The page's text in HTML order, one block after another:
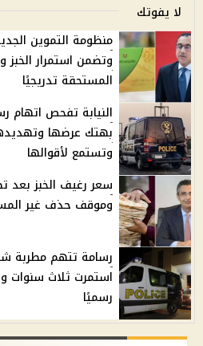
لا يفوتك
منظومة التموين
وتضمن استمرار الخبز
المستحقة تدريجيًا
النيابة تفحص
بهتك عرضها
وتستمع لأقوالها
سعر رغيف الخبز بعد
وموقف حذف غير
رسامة تتهم مطربة
استمرت ثلاث سنوات
رسميًا